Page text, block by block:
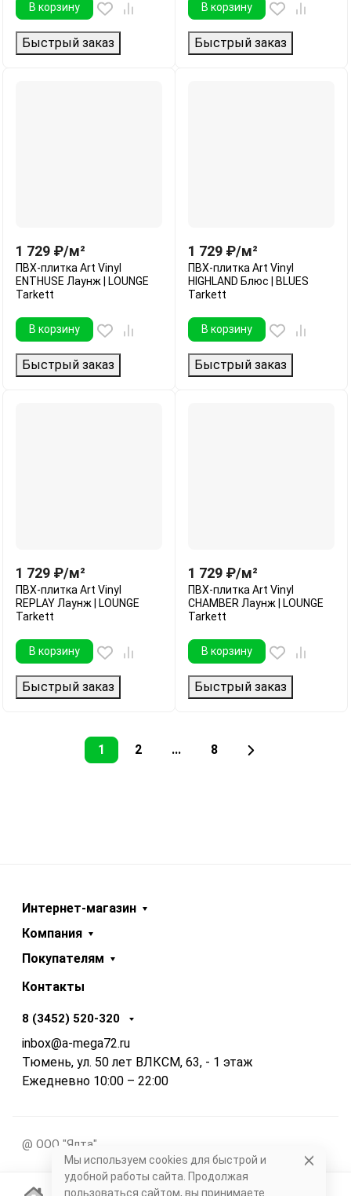
В корзину
Быстрый заказ
В корзину
Быстрый заказ
1 729 ₽/м²
ПВХ-плитка Art Vinyl
ENTHUSE Лаунж | LOUNGE
Tarkett
В корзину
Быстрый заказ
1 729 ₽/м²
ПВХ-плитка Art Vinyl
HIGHLAND Блюс | BLUES
Tarkett
В корзину
Быстрый заказ
1 729 ₽/м²
ПВХ-плитка Art Vinyl
REPLAY Лаунж | LOUNGE
Tarkett
В корзину
Быстрый заказ
1 729 ₽/м²
ПВХ-плитка Art Vinyl
CHAMBER Лаунж | LOUNGE
Tarkett
В корзину
Быстрый заказ
1 2 ... 8
Интернет-магазин
Компания
Покупателям
Контакты
8 (3452) 520-320
inbox@a-mega72.ru
Тюмень, ул. 50 лет ВЛКСМ, 63, - 1 этаж
Ежедневно 10:00 – 22:00
@ ООО "Ялта"
Мы используем cookies для быстрой и
удобной работы сайта. Продолжая
пользоваться сайтом, вы принимаете